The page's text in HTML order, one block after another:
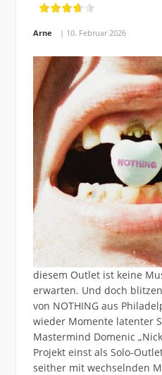
Arne 10. Februar 2026
diesem Outlet ist keine
erwarten. Und doch
von NOTHING aus
wieder Momente latenter
Mastermind Domenic
Projekt einst als Solo-
seither mit wechselnden